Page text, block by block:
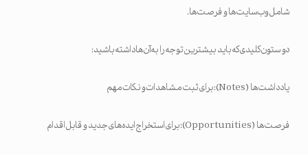
شامل وب‌سایت‌ها و فرصت‌ها.
دو ستون کلیدی که باید بیشترین توجه را به آن‌ها داشته باشید:
یادداشت‌ها (Notes): برای ثبت مشاهدات و نکات مهم
فرصت‌ها (Opportunities): برای استخراج ایده‌های جدید و قابل اقدام